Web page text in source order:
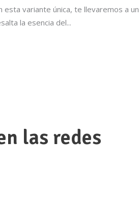
esta variante única, te llevaremos a un
la esencia del
las redes